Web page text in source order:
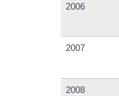
2006
2007
2008